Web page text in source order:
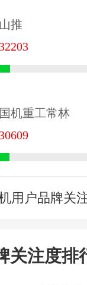
山推
32203
国机重工常林
30609
用户品牌关
关注度排